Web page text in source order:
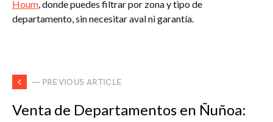
Houm, donde puedes filtrar por zona y tipo de
departamento, sin necesitar aval ni garantía.
— PREVIOUS ARTICLE
Venta de Departamentos en Ñuñoa: